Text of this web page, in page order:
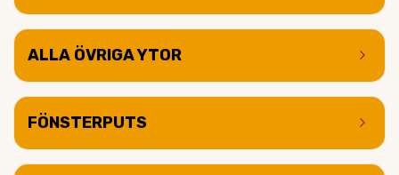
keyboard_arrow_right
ALLA ÖVRIGA YTOR
keyboard_arrow_right
FÖNSTERPUTS